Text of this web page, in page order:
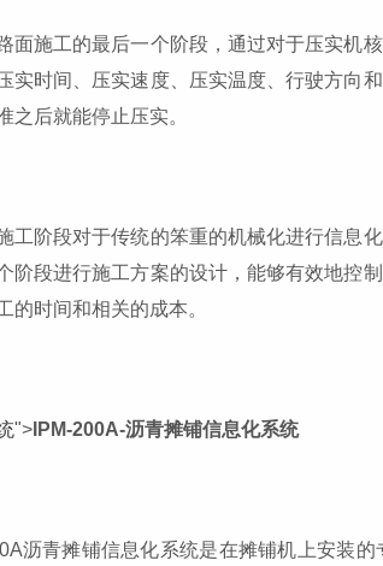
面施工的最后一个阶段，通过对于压实机
实时间、压实速度、压实温度、行驶方向
之后就能停止压实。
工阶段对于传统的笨重的机械化进行信息
阶段进行施工方案的设计，能够有效地控
的时间和相关的成本。
">IPM-200A-沥青摊铺信息化系统
沥青摊铺信息化系统是在摊铺机上安装